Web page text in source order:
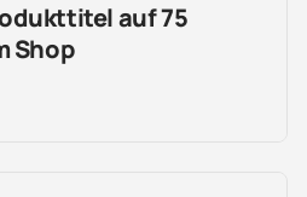
auf 75
Shop